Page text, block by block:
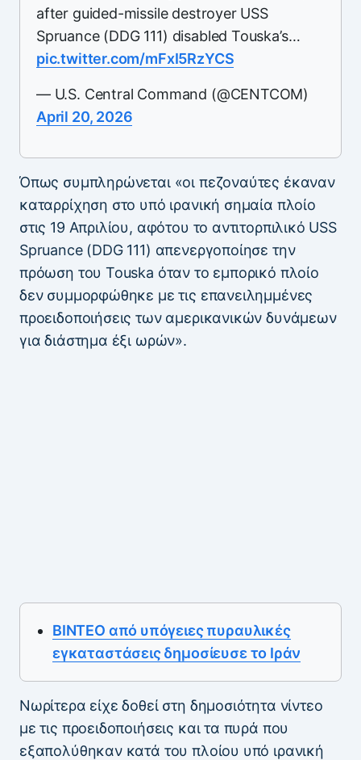
after guided-missile destroyer USS
Spruance (DDG 111) disabled Touska’s…
pic.twitter.com/mFxI5RzYCS
— U.S. Central Command (@CENTCOM)
April 20, 2026
Όπως συμπληρώνεται «οι πεζοναύτες έκαναν
καταρρίχηση στο υπό ιρανική σημαία πλοίο
στις 19 Απριλίου, αφότου το αντιτορπιλικό USS
Spruance (DDG 111) απενεργοποίησε την
πρόωση του Touska όταν το εμπορικό πλοίο
δεν συμμορφώθηκε με τις επανειλημμένες
προειδοποιήσεις των αμερικανικών δυνάμεων
για διάστημα έξι ωρών».
ΒΙΝΤΕΟ από υπόγειες πυραυλικές
εγκαταστάσεις δημοσίευσε το Ιράν
Νωρίτερα είχε δοθεί στη δημοσιότητα νίντεο
με τις προειδοποιήσεις και τα πυρά που
εξαπολύθηκαν κατά του πλοίου υπό ιρανική